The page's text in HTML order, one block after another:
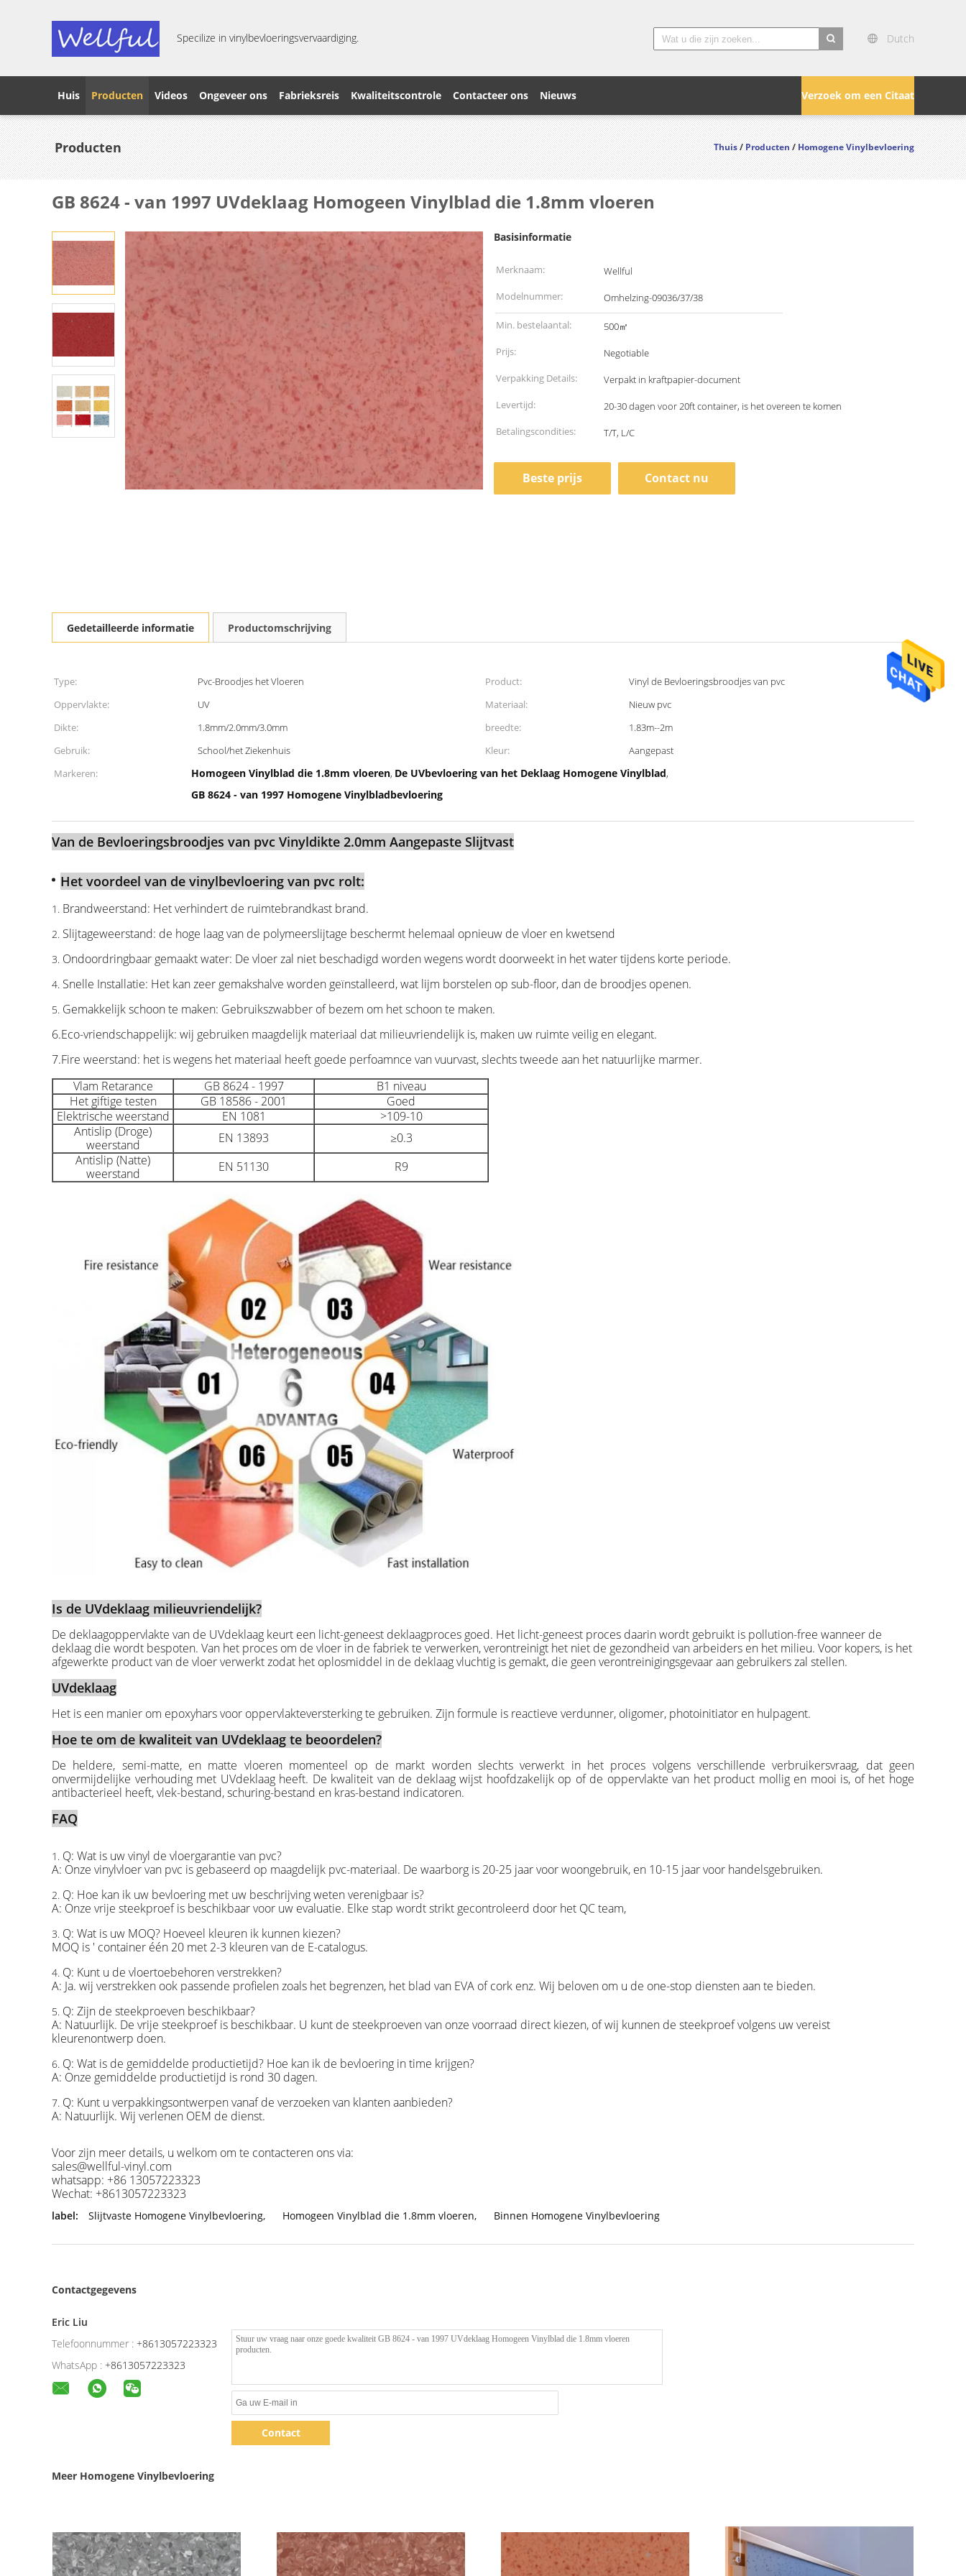
Specilize in vinylbevloeringsvervaardiging.
Dutch
Verzoek om een Citaat
Huis Producten Videos Ongeveer ons Fabrieksreis Kwaliteitscontrole Contacteer ons Nieuws
Producten Thuis/Producten/Homogene Vinylbevloering
GB 8624 - van 1997 UVdeklaag Homogeen Vinylblad die 1.8mm vloeren
Basisinformatie
Merknaam:
Wellful
Modelnummer:
Omhelzing-09036/37/38
Min. bestelaantal:
500㎡
Prijs:
Negotiable
Verpakking Details:
Verpakt in kraftpapier-document
Levertijd:
20-30 dagen voor 20ft container, is het overeen te komen
Betalingscondities:
T/T, L/C
Beste prijs Contact nu
Gedetailleerde informatie Productomschrijving
Type: Pvc-Broodjes het Vloeren Product:
Vinyl de Bevloeringsbroodjes van pvc
Oppervlakte:
UV Materiaal:
Nieuw pvc
Dikte:
1.8mm/2.0mm/3.0mm breedte:
1.83m--2m
Gebruik:
School/het Ziekenhuis Kleur:
Aangepast
Markeren:
Homogeen Vinylblad die 1.8mm vloeren, De UVbevloering van het Deklaag Homogene Vinylblad,
GB 8624 - van 1997 Homogene Vinylbladbevloering
Van de Bevloeringsbroodjes van pvc Vinyldikte 2.0mm Aangepaste Slijtvast
Het voordeel van de vinylbevloering van pvc rolt:
1. Brandweerstand: Het verhindert de ruimtebrandkast brand.
2. Slijtageweerstand: de hoge laag van de polymeerslijtage beschermt helemaal opnieuw de vloer en kwetsend
3. Ondoordringbaar gemaakt water: De vloer zal niet beschadigd worden wegens wordt doorweekt in het water tijdens korte periode.
4. Snelle Installatie: Het kan zeer gemakshalve worden geïnstalleerd, wat lijm borstelen op sub-floor, dan de broodjes openen.
5. Gemakkelijk schoon te maken: Gebruikszwabber of bezem om het schoon te maken.
6.Eco-vriendschappelijk: wij gebruiken maagdelijk materiaal dat milieuvriendelijk is, maken uw ruimte veilig en elegant.
7.Fire weerstand: het is wegens het materiaal heeft goede perfoamnce van vuurvast, slechts tweede aan het natuurlijke marmer.
Vlam Retarance
GB 8624 - 1997
B1 niveau
Het giftige testen
GB 18586 - 2001
Goed
Elektrische weerstand
EN 1081
>109-10
Antislip (Droge)
weerstand
EN 13893
≥0.3
Antislip (Natte)
weerstand
EN 51130 R9
Is de UVdeklaag milieuvriendelijk?
De deklaagoppervlakte van de UVdeklaag keurt een licht-geneest deklaagproces goed. Het licht-geneest proces daarin wordt gebruikt is pollution-free wanneer de
deklaag die wordt bespoten. Van het proces om de vloer in de fabriek te verwerken, verontreinigt het niet de gezondheid van arbeiders en het milieu. Voor kopers, is het
afgewerkte product van de vloer verwerkt zodat het oplosmiddel in de deklaag vluchtig is gemakt, die geen verontreinigingsgevaar aan gebruikers zal stellen.
UVdeklaag
Het is een manier om epoxyhars voor oppervlakteversterking te gebruiken. Zijn formule is reactieve verdunner, oligomer, photoinitiator en hulpagent.
Hoe te om de kwaliteit van UVdeklaag te beoordelen?
De heldere, semi-matte, en matte vloeren momenteel op de markt worden slechts verwerkt in het proces volgens verschillende verbruikersvraag, dat geen
onvermijdelijke verhouding met UVdeklaag heeft. De kwaliteit van de deklaag wijst hoofdzakelijk op of de oppervlakte van het product mollig en mooi is, of het hoge
antibacterieel heeft, vlek-bestand, schuring-bestand en kras-bestand indicatoren.
FAQ
1. Q: Wat is uw vinyl de vloergarantie van pvc?
A: Onze vinylvloer van pvc is gebaseerd op maagdelijk pvc-materiaal. De waarborg is 20-25 jaar voor woongebruik, en 10-15 jaar voor handelsgebruiken.
2. Q: Hoe kan ik uw bevloering met uw beschrijving weten verenigbaar is?
A: Onze vrije steekproef is beschikbaar voor uw evaluatie. Elke stap wordt strikt gecontroleerd door het QC team,
3. Q: Wat is uw MOQ? Hoeveel kleuren ik kunnen kiezen?
MOQ is ' container één 20 met 2-3 kleuren van de E-catalogus.
4. Q: Kunt u de vloertoebehoren verstrekken?
A: Ja. wij verstrekken ook passende profielen zoals het begrenzen, het blad van EVA of cork enz. Wij beloven om u de one-stop diensten aan te bieden.
5. Q: Zijn de steekproeven beschikbaar?
A: Natuurlijk. De vrije steekproef is beschikbaar. U kunt de steekproeven van onze voorraad direct kiezen, of wij kunnen de steekproef volgens uw vereist
kleurenontwerp doen.
6. Q: Wat is de gemiddelde productietijd? Hoe kan ik de bevloering in time krijgen?
A: Onze gemiddelde productietijd is rond 30 dagen.
7. Q: Kunt u verpakkingsontwerpen vanaf de verzoeken van klanten aanbieden?
A: Natuurlijk. Wij verlenen OEM de dienst.
Voor zijn meer details, u welkom om te contacteren ons via:
sales@wellful-vinyl.com
whatsapp: +86 13057223323
Wechat: +8613057223323
label: Slijtvaste Homogene Vinylbevloering, Homogeen Vinylblad die 1.8mm vloeren, Binnen Homogene Vinylbevloering
Contactgegevens
Eric Liu
Telefoonnummer : +8613057223323
WhatsApp : +8613057223323
Contact
Meer Homogene Vinylbevloering